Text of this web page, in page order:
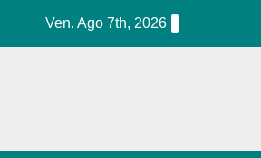
Ven. Ago 7th, 2026